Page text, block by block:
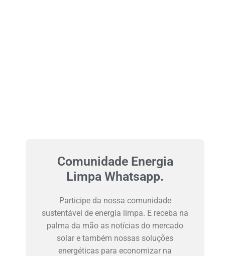
Comunidade Energia
Limpa Whatsapp.
Participe da nossa comunidade
sustentável de energia limpa. E receba na
palma da mão as notícias do mercado
solar e também nossas soluções
energéticas para economizar na